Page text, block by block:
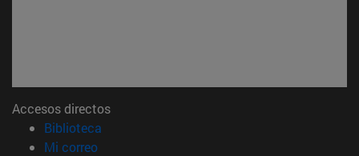
Accesos directos
Biblioteca
Mi correo(abre en nueva ventana)